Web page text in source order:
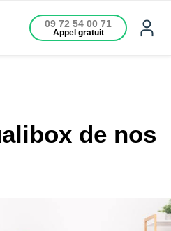
09 72 54 00 71
Appel gratuit
de nos